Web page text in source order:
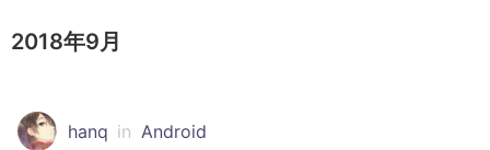
2018年9月
hanq in Android